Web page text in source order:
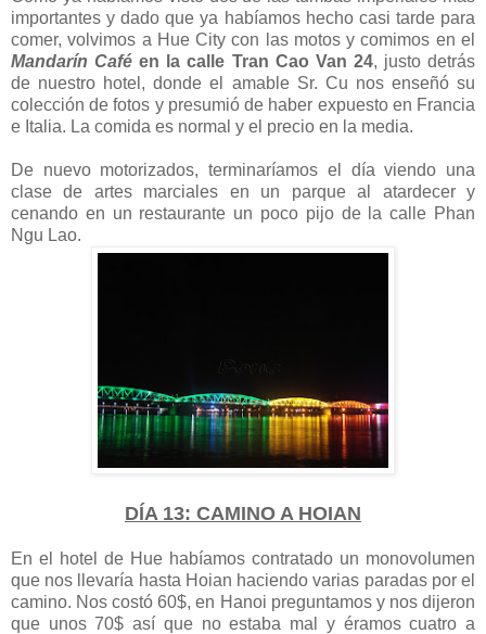
importantes y dado que ya habíamos hecho casi tarde para
comer, volvimos a Hue City con las motos y comimos en el
Mandarín Café en la calle Tran Cao Van 24, justo detrás
de nuestro hotel, donde el amable Sr. Cu nos enseñó su
colección de fotos y presumió de haber expuesto en Francia
e Italia. La comida es normal y el precio en la media.
De nuevo motorizados, terminaríamos el día viendo una
clase de artes marciales en un parque al atardecer y
cenando en un restaurante un poco pijo de la calle Phan
Ngu Lao.
DÍA 13: CAMINO A HOIAN
En el hotel de Hue habíamos contratado un monovolumen
que nos llevaría hasta Hoian haciendo varias paradas por el
camino. Nos costó 60$, en Hanoi preguntamos y nos dijeron
que unos 70$ así que no estaba mal y éramos cuatro a